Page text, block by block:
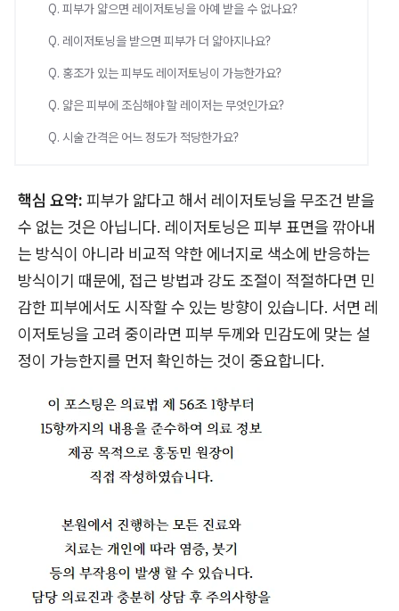
Q. 피부가 얇으면 레이저토닝을 아예 받을 수 없나요?
Q. 레이저토닝을 받으면 피부가 더 얇아지나요?
Q. 홍조가 있는 피부도 레이저토닝이 가능한가요?
Q. 얇은 피부에 조심해야 할 레이저는 무엇인가요?
Q. 시술 간격은 어느 정도가 적당한가요?
핵심 요약: 피부가 얇다고 해서 레이저토닝을 무조건 받을
수 없는 것은 아닙니다. 레이저토닝은 피부 표면을 깎아내
는 방식이 아니라 비교적 약한 에너지로 색소에 반응하는
방식이기 때문에, 접근 방법과 강도 조절이 적절하다면 민
감한 피부에서도 시작할 수 있는 방향이 있습니다. 서면 레
이저토닝을 고려 중이라면 피부 두께와 민감도에 맞는 설
정이 가능한지를 먼저 확인하는 것이 중요합니다.